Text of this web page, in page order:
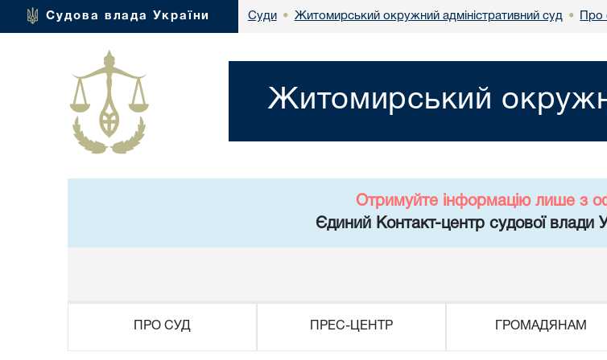
Судова влада України Суди • Житомирський окружний адміністративний суд • Про
Житомирський
Отримуйте інформацію лише з
Єдиний Контакт-центр судової влади
ПРО СУД ПРЕС-ЦЕНТР ГРОМАДЯНАМ